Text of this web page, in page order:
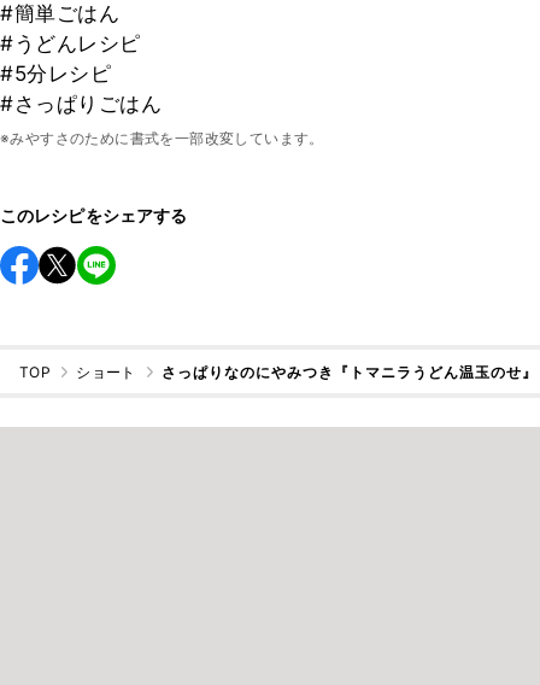
#簡単ごはん
#うどんレシピ
#5分レシピ
#さっぱりごはん
※みやすさのために書式を一部改変しています。
このレシピをシェアする
TOP ショート さっぱりなのにやみつき『トマニラうどん温玉のせ』